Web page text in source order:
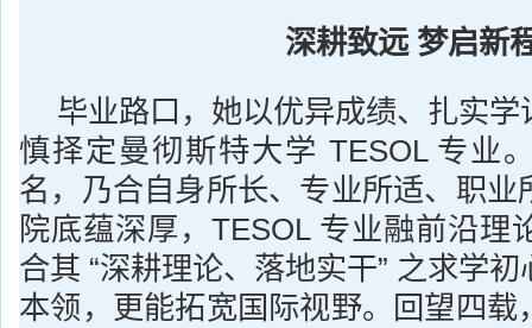
深耕致远 梦启新
毕业路口，她以优异成绩、扎实
慎择定曼彻斯特大学 TESOL 专业
名，乃合自身所长、专业所适、职业
院底蕴深厚，TESOL 专业融前沿理
合其 “深耕理论、落地实干” 之求学
本领，更能拓宽国际视野。回望四载